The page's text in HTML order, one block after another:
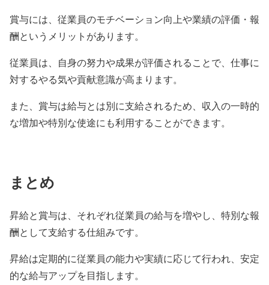
賞与には、従業員のモチベーション向上や業績の評価・報
酬というメリットがあります。
従業員は、自身の努力や成果が評価されることで、仕事に
対するやる気や貢献意識が高まります。
また、賞与は給与とは別に支給されるため、収入の一時的
な増加や特別な使途にも利用することができます。
まとめ
昇給と賞与は、それぞれ従業員の給与を増やし、特別な報
酬として支給する仕組みです。
昇給は定期的に従業員の能力や実績に応じて行われ、安定
的な給与アップを目指します。